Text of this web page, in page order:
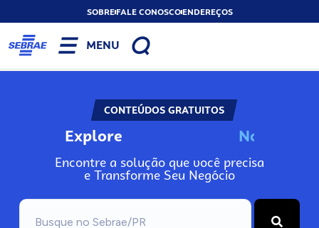
SOBREFALE CONOSCOENDEREÇOS
MENU
CONTEÚDOS GRATUITOS
Explore N
Encontre a solução que você precisa
e Transforme Seu Negócio